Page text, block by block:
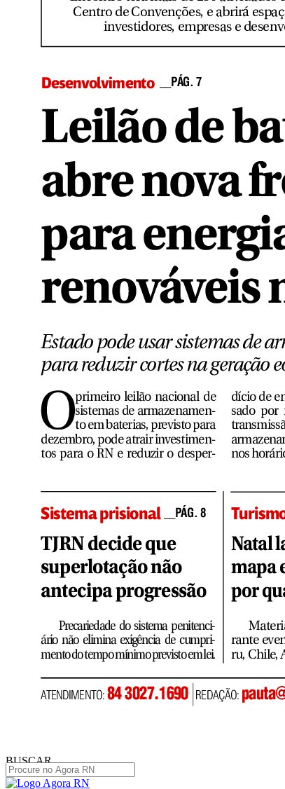
BUSCAR